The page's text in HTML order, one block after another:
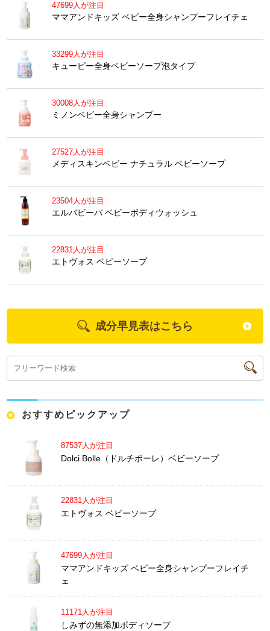
47699人が注目
ママアンドキッズ ベビー全身シャンプーフレイチェ
33299人が注目
キューピー全身ベビーソープ泡タイプ
30008人が注目
ミノンベビー全身シャンプー
27527人が注目
メディスキンベビー ナチュラル ベビーソープ
23504人が注目
エルバビーバ ベビーボディウォッシュ
22831人が注目
エトヴォス ベビーソープ
成分早見表はこちら
おすすめピックアップ
87537人が注目
Dolci Bolle（ドルチボーレ）ベビーソープ
22831人が注目
エトヴォス ベビーソープ
47699人が注目
ママアンドキッズ ベビー全身シャンプーフレイチ
ェ
11171人が注目
しみずの無添加ボディソープ